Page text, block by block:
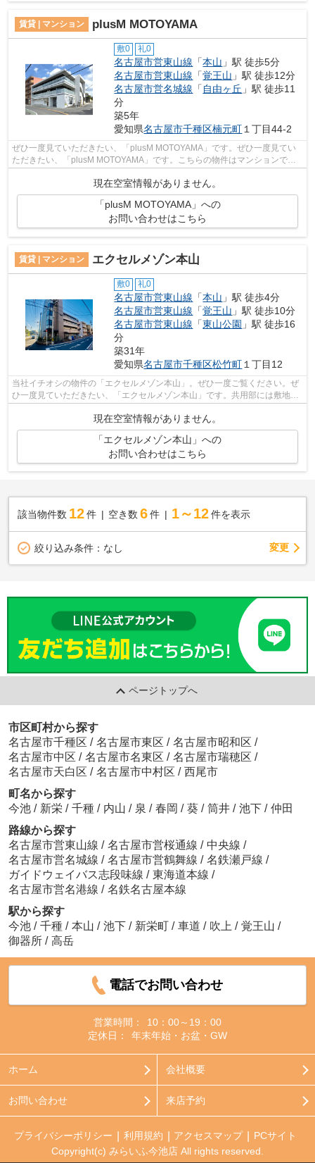
賃貸 | マンション plusM MOTOYAMA
敷0 礼0
名古屋市営東山線 「本山 」駅 徒歩5分
名古屋市営東山線 「覚王山 」駅 徒歩12分
名古屋市営名城線 「 自由ヶ丘 」駅 徒歩11
分
築5年
愛知県名古屋市千種区楠元町 １丁目44-2
ぜひ一度見ていただきたい、「plusM MOTOYAMA」です。ぜひ一度見てい
ただきたい、「plusM MOTOYAMA」です。こちらの物件はマンションで
現在空室情報がありません。
「plusM MOTOYAMA」への
お問い合わせはこちら
賃貸 | マンション エクセルメゾン本山
敷0 礼0
名古屋市営東山線 「本山 」駅 徒歩4分
名古屋市営東山線 「覚王山 」駅 徒歩10分
名古屋市営東山線 「東山公園 」駅 徒歩16
分
築31年
愛知県名古屋市千種区松竹町 １丁目12
当社イチオシの物件の「エクセルメゾン本山」。ぜひ一度ご覧ください。ぜ
ひ一度見ていただきたい、「エクセルメゾン本山」です。共用部には敷地内
ごみ置き場・エレベータなどが備わっ...
現在空室情報がありません。
「エクセルメゾン本山」への
お問い合わせはこちら
該当物件数 12件 空き数 6 件 1～12 件を表示
絞り込み条件： なし 変更
ページトップへ
市区町村から探す
名古屋市千種区 / 名古屋市東区 / 名古屋市昭和区 /
名古屋市中区 / 名古屋市名東区 / 名古屋市瑞穂区 /
名古屋市天白区 / 名古屋市中村区 / 西尾市
町名から探す
今池 / 新栄 / 千種 / 内山 / 泉 / 春岡 / 葵 / 筒井 / 池下 / 仲田
路線から探す
名古屋市営東山線 / 名古屋市営桜通線 / 中央線 /
名古屋市営名城線 / 名古屋市営鶴舞線 / 名鉄瀬戸線 /
ガイドウェイバス志段味線 / 東海道本線 /
名古屋市営名港線 / 名鉄名古屋本線
駅から探す
今池 / 千種 / 本山 / 池下 / 新栄町 / 車道 / 吹上 / 覚王山 /
御器所 / 高岳
電話でお問い合わせ
営業時間：
10：00～19：00
定休日：
年末年始・お盆・GW
ホーム 会社概要
お問い合わせ 来店予約
プライバシーポリシー 利用規約 アクセスマップ
PCサイト
Copyright(c) みらいふ今池店 All rights reserved.